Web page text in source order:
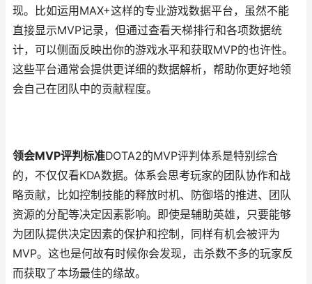
现。比如运用MAX+这样的专业游戏数据平台，虽然不能
直接显示MVP记录，但通过查看天梯排行和各项数据统
计，可以侧面反映出你的游戏水平和获取MVP的也许性。
这些平台通常会提供更详细的数据解析，帮助你更好地领
会自己在团队中的贡献程度。
领会MVP评判标准DOTA2的MVP评判体系是特别综合
的，不仅仅看KDA数据。体系会思考玩家的团队协作和战
略贡献，比如控制技能的释放时机、防御塔的推进、团队
资源的分配等决定因素影响。即使是辅助英雄，只要能够
为团队提供决定因素的保护和控制，同样有机会被评为
MVP。这也是何故有时候你会发现，击杀数不多的玩家反
而获取了本场最佳的缘故。